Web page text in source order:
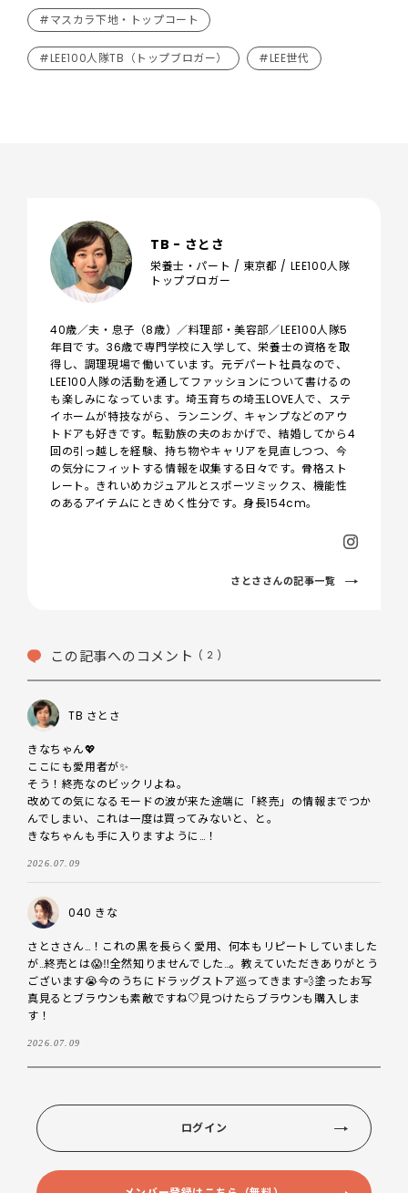
#マスカラ下地・トップコート
#LEE100人隊TB（トップブロガー） #LEE世代
TB - さとさ
栄養士・パート / 東京都 / LEE100人隊
トップブロガー
40歳／夫・息子（8歳）／料理部・美容部／LEE100人隊5
年目です。36歳で専門学校に入学して、栄養士の資格を取
得し、調理現場で働いています。元デパート社員なので、
LEE100人隊の活動を通してファッションについて書けるの
も楽しみになっています。埼玉育ちの埼玉LOVE人で、ステ
イホームが特技ながら、ランニング、キャンプなどのアウ
トドアも好きです。転勤族の夫のおかげで、結婚してから4
回の引っ越しを経験、持ち物やキャリアを見直しつつ、今
の気分にフィットする情報を収集する日々です。骨格スト
レート。きれいめカジュアルとスポーツミックス、機能性
のあるアイテムにときめく性分です。身長154cm。
さとささんの記事一覧
この記事へのコメント ( 2 )
TB さとさ
きなちゃん💖
ここにも愛用者が✨
そう！終売なのビックリよね。
改めての気になるモードの波が来た途端に「終売」の情報までつか
んでしまい、これは一度は買ってみないと、と。
きなちゃんも手に入りますように…！
2026.07.09
040 きな
さとささん…！これの黒を長らく愛用、何本もリピートしていました
が…終売とは😱‼️全然知りませんでした…。教えていただきありがとう
ございます😭今のうちにドラッグストア巡ってきます💨塗ったお写
真見るとブラウンも素敵ですね♡見つけたらブラウンも購入しま
す！
2026.07.09
ログイン